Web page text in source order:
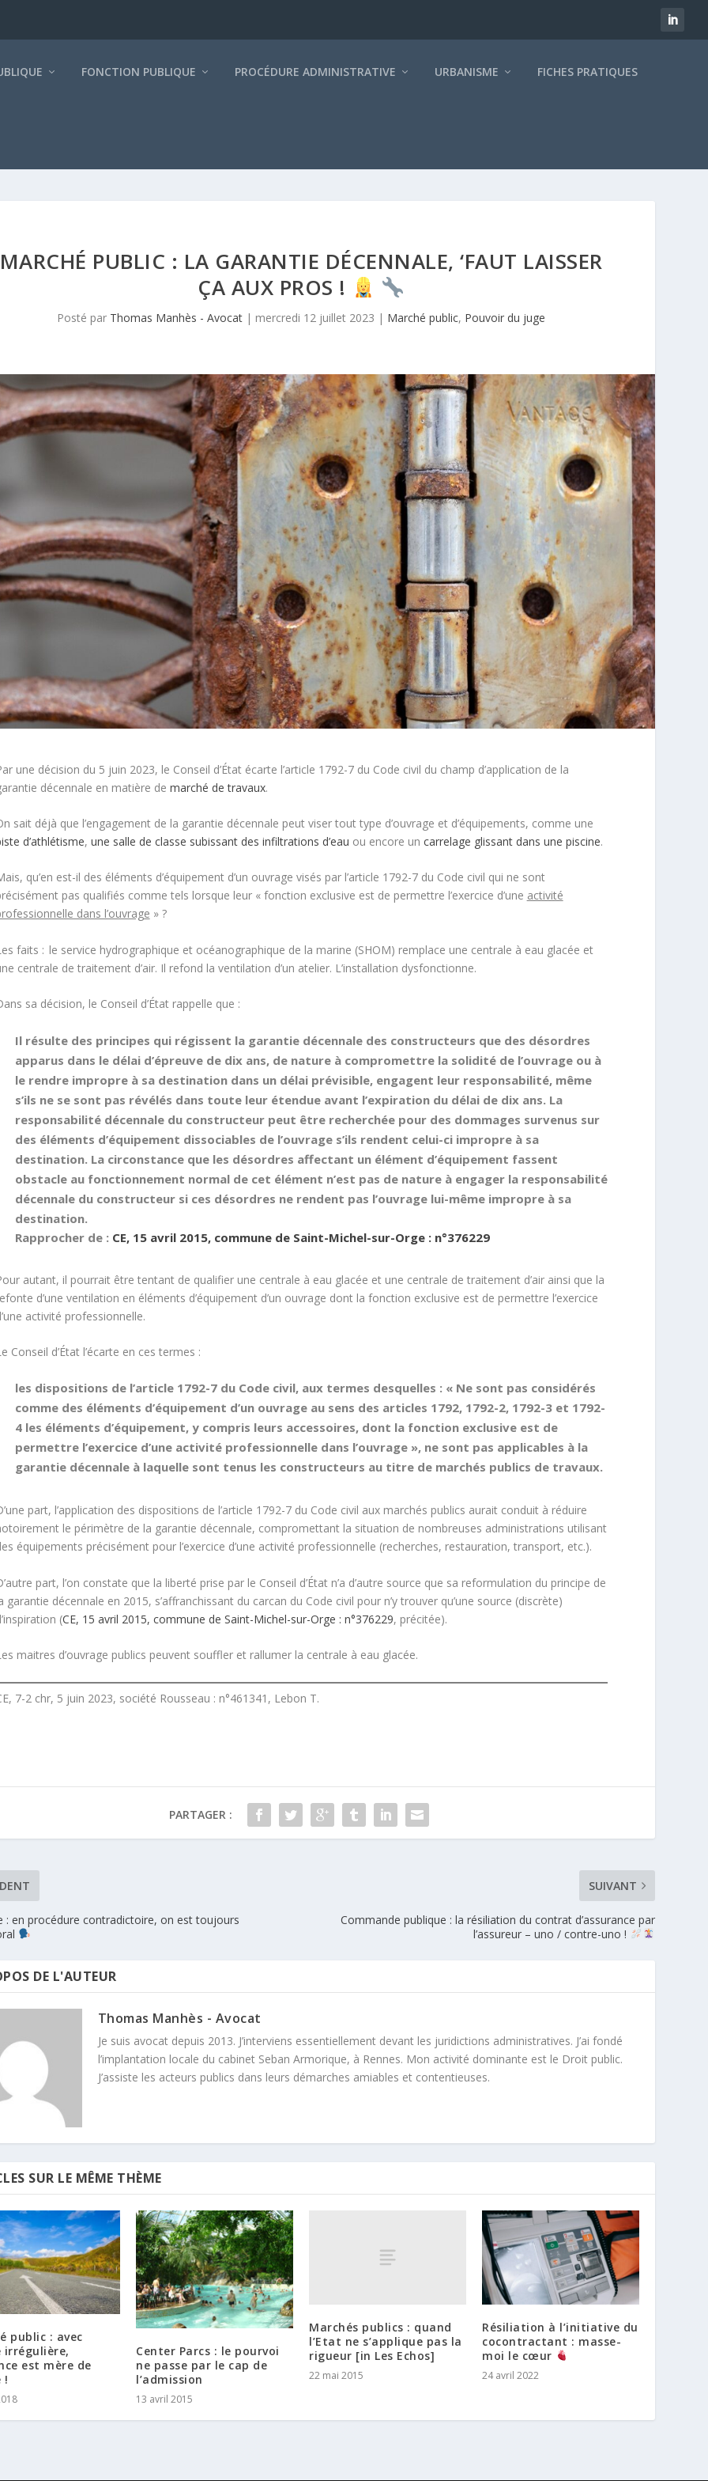
FONCTION PUBLIQUE PROCÉDURE ADMINISTRATIVE URBANISME FICHES PRATIQUES
MARCHÉ PUBLIC : LA GARANTIE DÉCENNALE, ‘FAUT LAISSER
ÇA AUX PROS !
Posté par Thomas Manhès - Avocat | mercredi 12 juillet 2023 | Marché public, Pouvoir du juge
une décision du 5 juin 2023, le Conseil d’État écarte l’article 1792-7 du Code civil du champ d’application de la
décennale en matière de marché de travaux.
sait déjà que l’engagement de la garantie décennale peut viser tout type d’ouvrage et d’équipements, comme une
d’athlétisme, une salle de classe subissant des infiltrations d’eau ou encore un carrelage glissant dans une piscine.
qu’en est-il des éléments d’équipement d’un ouvrage visés par l’article 1792-7 du Code civil qui ne sont
pas qualifiés comme tels lorsque leur « fonction exclusive est de permettre l’exercice d’une activité
dans l’ouvrage » ?
faits : le service hydrographique et océanographique de la marine (SHOM) remplace une centrale à eau glacée et
centrale de traitement d’air. Il refond la ventilation d’un atelier. L’installation dysfonctionne.
sa décision, le Conseil d’État rappelle que :
Il résulte des principes qui régissent la garantie décennale des constructeurs que des désordres
apparus dans le délai d’épreuve de dix ans, de nature à compromettre la solidité de l’ouvrage ou à
le rendre impropre à sa destination dans un délai prévisible, engagent leur responsabilité, même
s’ils ne se sont pas révélés dans toute leur étendue avant l’expiration du délai de dix ans. La
responsabilité décennale du constructeur peut être recherchée pour des dommages survenus sur
des éléments d’équipement dissociables de l’ouvrage s’ils rendent celui-ci impropre à sa
destination. La circonstance que les désordres affectant un élément d’équipement fassent
obstacle au fonctionnement normal de cet élément n’est pas de nature à engager la responsabilité
décennale du constructeur si ces désordres ne rendent pas l’ouvrage lui-même impropre à sa
destination.
Rapprocher de : CE, 15 avril 2015, commune de Saint-Michel-sur-Orge : n°376229
autant, il pourrait être tentant de qualifier une centrale à eau glacée et une centrale de traitement d’air ainsi que la
d’une ventilation en éléments d’équipement d’un ouvrage dont la fonction exclusive est de permettre l’exercice
activité professionnelle.
Conseil d’État l’écarte en ces termes :
les dispositions de l’article 1792-7 du Code civil, aux termes desquelles : « Ne sont pas considérés
comme des éléments d’équipement d’un ouvrage au sens des articles 1792, 1792-2, 1792-3 et 1792-
4 les éléments d’équipement, y compris leurs accessoires, dont la fonction exclusive est de
permettre l’exercice d’une activité professionnelle dans l’ouvrage », ne sont pas applicables à la
garantie décennale à laquelle sont tenus les constructeurs au titre de marchés publics de travaux.
part, l’application des dispositions de l’article 1792-7 du Code civil aux marchés publics aurait conduit à réduire
le périmètre de la garantie décennale, compromettant la situation de nombreuses administrations utilisant
équipements précisément pour l’exercice d’une activité professionnelle (recherches, restauration, transport, etc.).
part, l’on constate que la liberté prise par le Conseil d’État n’a d’autre source que sa reformulation du principe de
garantie décennale en 2015, s’affranchissant du carcan du Code civil pour n’y trouver qu’une source (discrète)
(CE, 15 avril 2015, commune de Saint-Michel-sur-Orge : n°376229, précitée).
maitres d’ouvrage publics peuvent souffler et rallumer la centrale à eau glacée.
7-2 chr, 5 juin 2023, société Rousseau : n°461341, Lebon T.
PARTAGER :
: en procédure contradictoire, on est toujours
SUIVANT
Commande publique : la résiliation du contrat d’assurance par
l’assureur – uno / contre-uno !
DE L'AUTEUR
Thomas Manhès - Avocat
Je suis avocat depuis 2013. J’interviens essentiellement devant les juridictions administratives. J’ai fondé
l’implantation locale du cabinet Seban Armorique, à Rennes. Mon activité dominante est le Droit public.
J’assiste les acteurs publics dans leurs démarches amiables et contentieuses.
SUR LE MÊME THÈME
public : avec
irrégulière,
est mère de
!
Center Parcs : le pourvoi
ne passe par le cap de
l’admission
13 avril 2015
Marchés publics : quand
l’Etat ne s’applique pas la
rigueur [in Les Echos]
22 mai 2015
Résiliation à l’initiative du
cocontractant : masse-
moi le cœur
24 avril 2022